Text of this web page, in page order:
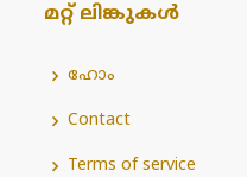
മറ്റ് ലിങ്കുകൾ
ഹോം
Contact
Terms of service